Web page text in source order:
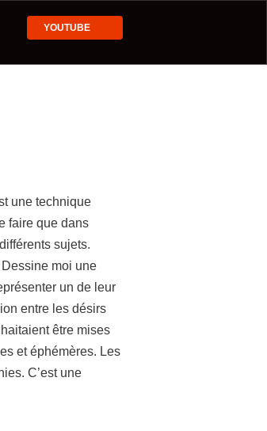
YOUTUBE
une technique
faire que dans
sujets.
moi une
un de leur
entre les désirs
être mises
et éphémères. Les
C’est une